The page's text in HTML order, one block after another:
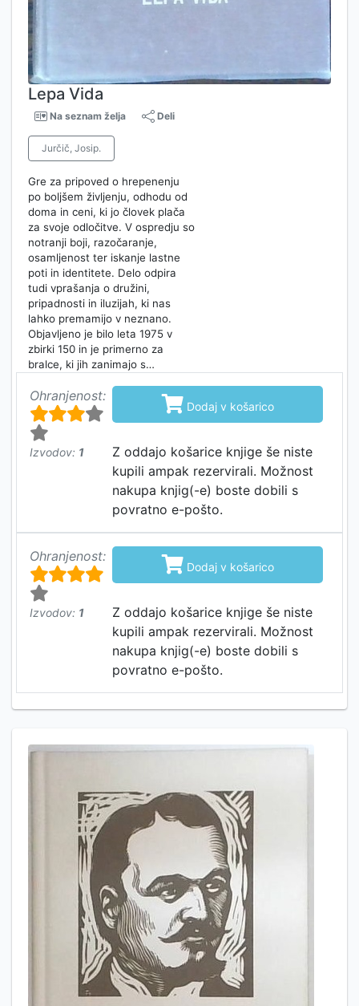
Lepa Vida
Na seznam želja Deli
Jurčič, Josip.
Gre za pripoved o hrepenenju
po boljšem življenju, odhodu od
doma in ceni, ki jo človek plača
za svoje odločitve. V ospredju so
notranji boji, razočaranje,
osamljenost ter iskanje lastne
poti in identitete. Delo odpira
tudi vprašanja o družini,
pripadnosti in iluzijah, ki nas
lahko premamijo v neznano.
Objavljeno je bilo leta 1975 v
zbirki 150 in je primerno za
bralce, ki jih zanimajo s…
Ohranjenost:
Izvodov: 1
 Dodaj v košarico
Z oddajo košarice knjige še niste
kupili ampak rezervirali. Možnost
nakupa knjig(-e) boste dobili s
povratno e-pošto.
Ohranjenost:
Izvodov: 1
 Dodaj v košarico
Z oddajo košarice knjige še niste
kupili ampak rezervirali. Možnost
nakupa knjig(-e) boste dobili s
povratno e-pošto.